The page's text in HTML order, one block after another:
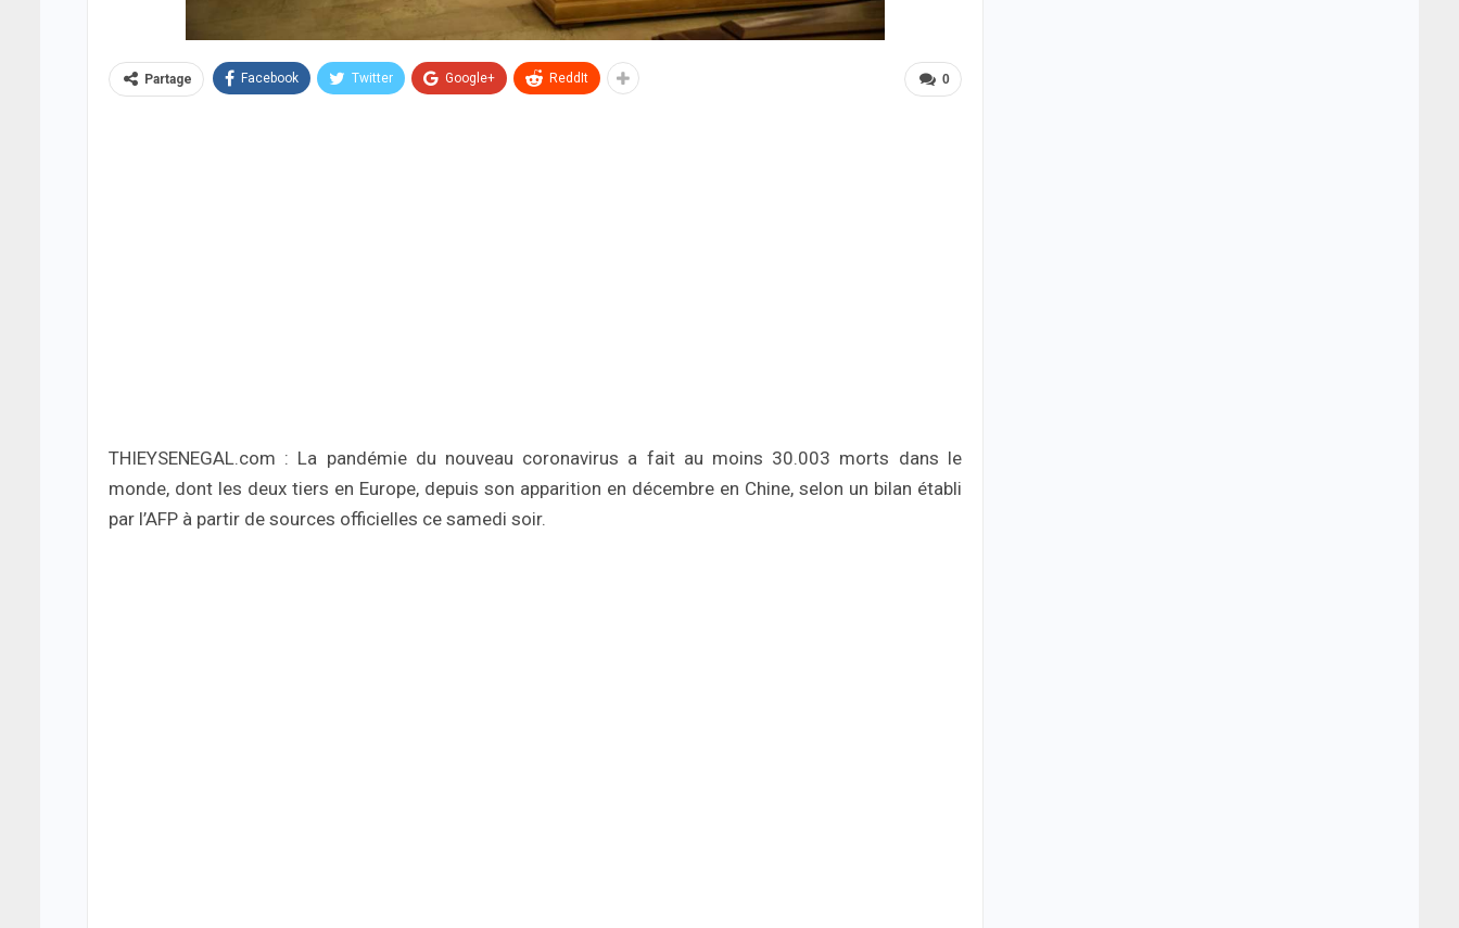
0
Partage Facebook Twitter Google+ ReddIt
THIEYSENEGAL.com : La pandémie du nouveau coronavirus a fait au moins 30.003 morts dans le
monde, dont les deux tiers en Europe, depuis son apparition en décembre en Chine, selon un bilan établi
par l’AFP à partir de sources officielles ce samedi soir.